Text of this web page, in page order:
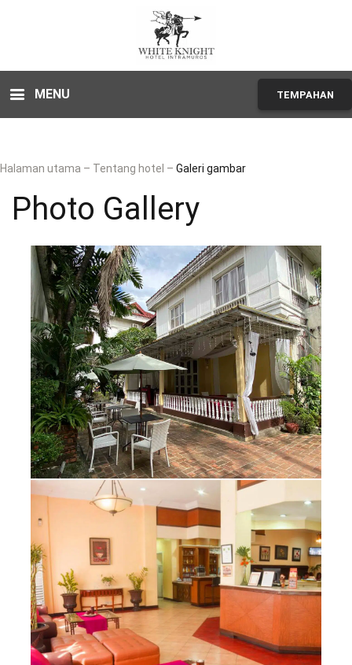
MENU TEMPAHAN
Halaman utama – Tentang hotel – Galeri gambar
Photo Gallery